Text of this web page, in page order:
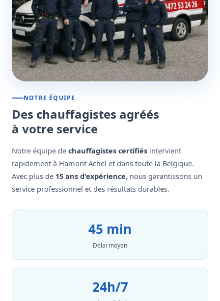
NOTRE ÉQUIPE
Des chauffagistes agréés
à votre service
Notre équipe de chauffagistes certifiés intervient
rapidement à Hamont Achel et dans toute la Belgique.
Avec plus de 15 ans d'expérience, nous garantissons un
service professionnel et des résultats durables.
45 min
Délai moyen
24h/7